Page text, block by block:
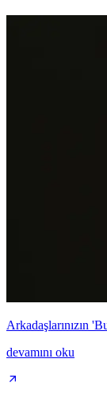
Arkadaşlarınızın
devamını oku